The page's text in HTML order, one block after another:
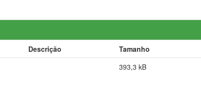
Descrição Tamanho
393,3 kB